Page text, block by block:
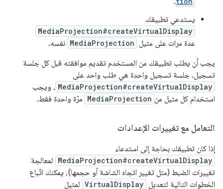
يستدعي تطبيقك
MediaProjection#createVirtualDisplay
عدة مرات على مثيل MediaProjection نفسه.
يجب أن يطلب تطبيقك من المستخدم تقديم موافقته قبل كل جلسة
تسجيل. جلسة تسجيل واحدة هي طلب واحد على
MediaProjection#createVirtualDisplay ، ويجب
استخدام كل مثيل من MediaProjection مرّة واحدة فقط.
التعامل مع تغييرات الإعدادات
إذا كان تطبيقك بحاجة إلى استدعاء
MediaProjection#createVirtualDisplay لمعالجة
تغييرات الضبط (مثل تغيير اتجاه الشاشة أو حجمها)، يمكنك اتّباع
الخطوات التالية لتعديل VirtualDisplay لمثيل